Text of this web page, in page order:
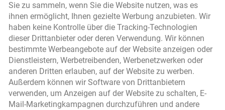
Sie zu sammeln, wenn Sie die Website nutzen, was es
ihnen ermöglicht, Ihnen gezielte Werbung anzubieten. Wir
haben keine Kontrolle über die Tracking-Technologien
dieser Drittanbieter oder deren Verwendung. Wir können
bestimmte Werbeangebote auf der Website anzeigen oder
Dienstleistern, Werbetreibenden, Werbenetzwerken oder
anderen Dritten erlauben, auf der Website zu werben.
Außerdem können wir Software von Drittanbietern
verwenden, um Anzeigen auf der Website zu schalten, E-
Mail-Marketingkampagnen durchzuführen und andere